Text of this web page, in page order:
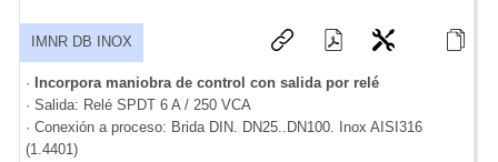
IMNR DB INOX
·
Incorpora maniobra de control con salida por relé
· Salida: Relé SPDT 6 A / 250 VCA
· Conexión a proceso: Brida DIN. DN25..DN100. Inox AISI316
(1.4401)